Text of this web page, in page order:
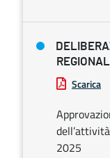
Scarica
2025